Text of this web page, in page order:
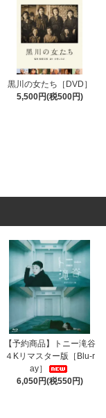
黒川の女たち［DVD］
5,500円(税500円)
【予約商品】トニー滝谷
４Kリマスター版［Blu-r
ay］
6,050円(税550円)